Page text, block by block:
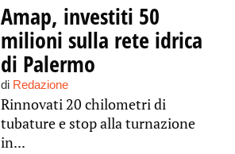
Amap, investiti 50
milioni sulla rete idrica
di Palermo
di Redazione
Rinnovati 20 chilometri di
tubature e stop alla turnazione
in...